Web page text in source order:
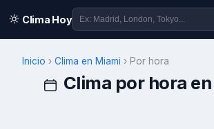
Clima Hoy
Inicio › Clima en Miami › Por hora
Clima por hora en